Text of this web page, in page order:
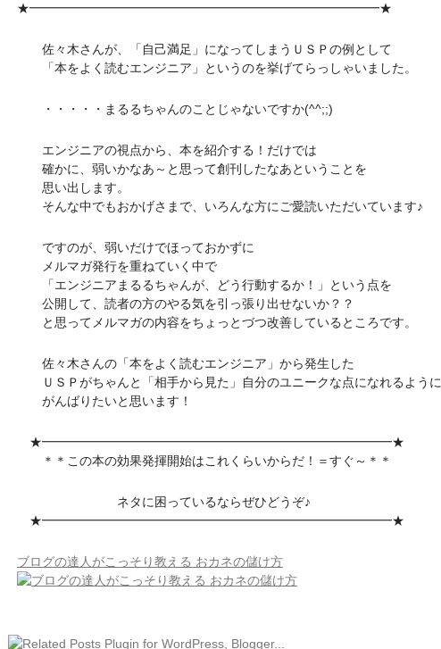
★━━━━━━━━━━━━━━━━━━━━━━━━━━━━★
佐々木さんが、「自己満足」になってしまうＵＳＰの例として
「本をよく読むエンジニア」というのを挙げてらっしゃいました。
・・・・・まるるちゃんのことじゃないですか(^^;;)
エンジニアの視点から、本を紹介する！だけでは
確かに、弱いかなあ～と思って創刊したなあということを
思い出します。
そんな中でもおかげさまで、いろんな方にご愛読いただいています♪
ですのが、弱いだけでほっておかずに
メルマガ発行を重ねていく中で
「エンジニアまるるちゃんが、どう行動するか！」という点を
公開して、読者の方のやる気を引っ張り出せないか？？
と思ってメルマガの内容をちょっとづつ改善しているところです。
佐々木さんの「本をよく読むエンジニア」から発生した
ＵＳＰがちゃんと「相手から見た」自分のユニークな点になれるように
がんばりたいと思います！
★━━━━━━━━━━━━━━━━━━━━━━━━━━━━★
＊＊この本の効果発揮開始はこれくらいからだ！＝すぐ～＊＊
ネタに困っているならぜひどうぞ♪
★━━━━━━━━━━━━━━━━━━━━━━━━━━━━★
ブログの達人がこっそり教える おカネの儲け方